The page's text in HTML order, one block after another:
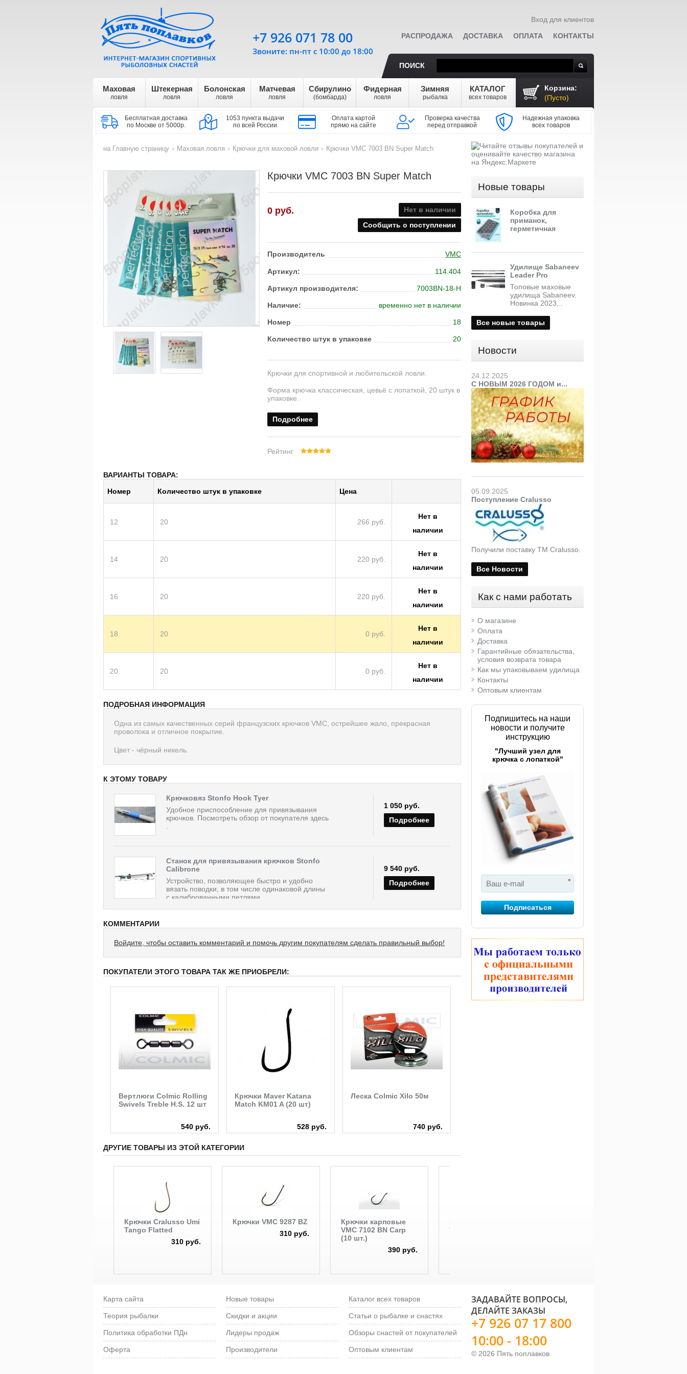
Вход для клиентов
Корзина:
(Пусто)
РАСПРОДАЖА ДОСТАВКА ОПЛАТА КОНТАКТЫ
ПОИСК
Маховая
ловля
Штекерная
ловля
Болонская
ловля
Матчевая
ловля
Сбирулино
(бомбарда)
Фидерная
ловля
Зимняя
рыбалка
КАТАЛОГ
всех товаров
Бесплатная доставка
по Москве от 5000р.
1053 пункта выдачи
по всей России
Оплата картой
прямо на сайте
Проверка качества
перед отправкой
Надежная упаковка
всех товаров
+7 926 071 78 00
Звоните: пн-пт с 10:00 до 18:00
на Главную страницу
Маховая ловля
Крючки для маховой ловли
Крючки VMC 7003 BN Super Match
Крючки VMC 7003 BN Super Match
0 руб.
Нет в наличии
Сообщить о поступлении
Производитель VMC
Артикул: 114.404
Артикул производителя: 7003BN-18-H
Наличие: временно нет в наличии
Номер 18
Ко­ли­че­ство штук в упа­ков­ке 20
Крючки для спортивной и любительской ловли.
Форма крючка классическая, цевьё с лопаткой, 20 штук в
упаковке.
Подробнее
Рейтинг
ВАРИАНТЫ ТОВАРА:
Номер
Ко­ли­че­ство штук в упа­ков­ке Цена
12 20 266 руб.
Нет в
наличии
14 20 220 руб.
Нет в
наличии
16 20 220 руб.
Нет в
наличии
18 20 0 руб.
Нет в
наличии
20 20 0 руб.
Нет в
наличии
ПОДРОБНАЯ ИНФОРМАЦИЯ
Одна из самых качественных серий французских крючков VMC, острейшее жало, прекрасная
проволока и отличное покрытие.
Цвет - чёрный никель.
К ЭТОМУ ТОВАРУ
Крючковяз Stonfo Hook Tyer
Удобное приспособление для привязывания
крючков. Посмотреть обзор от покупателя здесь
1 050 руб.
Подробнее
Станок для привязывания крючков Stonfo
Calibrone
Устройство, позволяющее быстро и удобно
вязать поводки, в том числе одинаковой длины
с калиброванными петлями....
9 540 руб.
Подробнее
КОММЕНТАРИИ
Войдите, чтобы оставить комментарий и помочь другим покупателям сделать правильный выбор!
ПОКУПАТЕЛИ ЭТОГО ТОВАРА ТАК ЖЕ ПРИОБРЕЛИ:
Вертлюги Colmic Rolling
Swivels Treble H.S. 12 шт
540 руб.
Крючки Maver Katana
Match KM01 A (20 шт)
528 руб.
Леска Colmic Xilo 50м
740 руб.
ДРУГИЕ ТОВАРЫ ИЗ ЭТОЙ КАТЕГОРИИ
Крючки Cralusso Umi
Tango Flatted
310 руб.
Крючки VMC 9287 BZ
310 руб.
Крючки карповые
VMC 7102 BN Carp
(10 шт.)
390 руб.
VMC 7021 NT (10 шт.)
Новые товары
Коробка для
приманок,
герметичная
Удилище Sabaneev
Leader Pro
Топовые маховые
удилища Sabaneev.
Новинка 2023...
Все новые товары
Новости
24.12.2025
С НОВЫМ 2026 ГОДОМ и...
05.09.2025
Поступление Cralusso
Получили поставку ТМ Cralusso.
Все Новости
Как с нами работать
О магазине
Оплата
Доставка
Гарантийные обязательства,
условия возврата товара
Как мы упаковываем удилища
Контакты
Оптовым клиентам
Подпишитесь на наши
новости и получите
инструкцию
"Лучший узел для
крючка с лопаткой"
*
Подписаться
Карта сайта
Теория рыбалки
Политика обработки ПДн
Оферта
Новые товары
Скидки и акции
Лидеры продаж
Производители
Каталог всех товаров
Статьи о рыбалке и снастях
Обзоры снастей от покупателей
Оптовым клиентам © 2026 Пять поплавков
ЗАДАВАЙТЕ ВОПРОСЫ,
ДЕЛАЙТЕ ЗАКАЗЫ
+7 926 07 17 800
10:00 - 18:00